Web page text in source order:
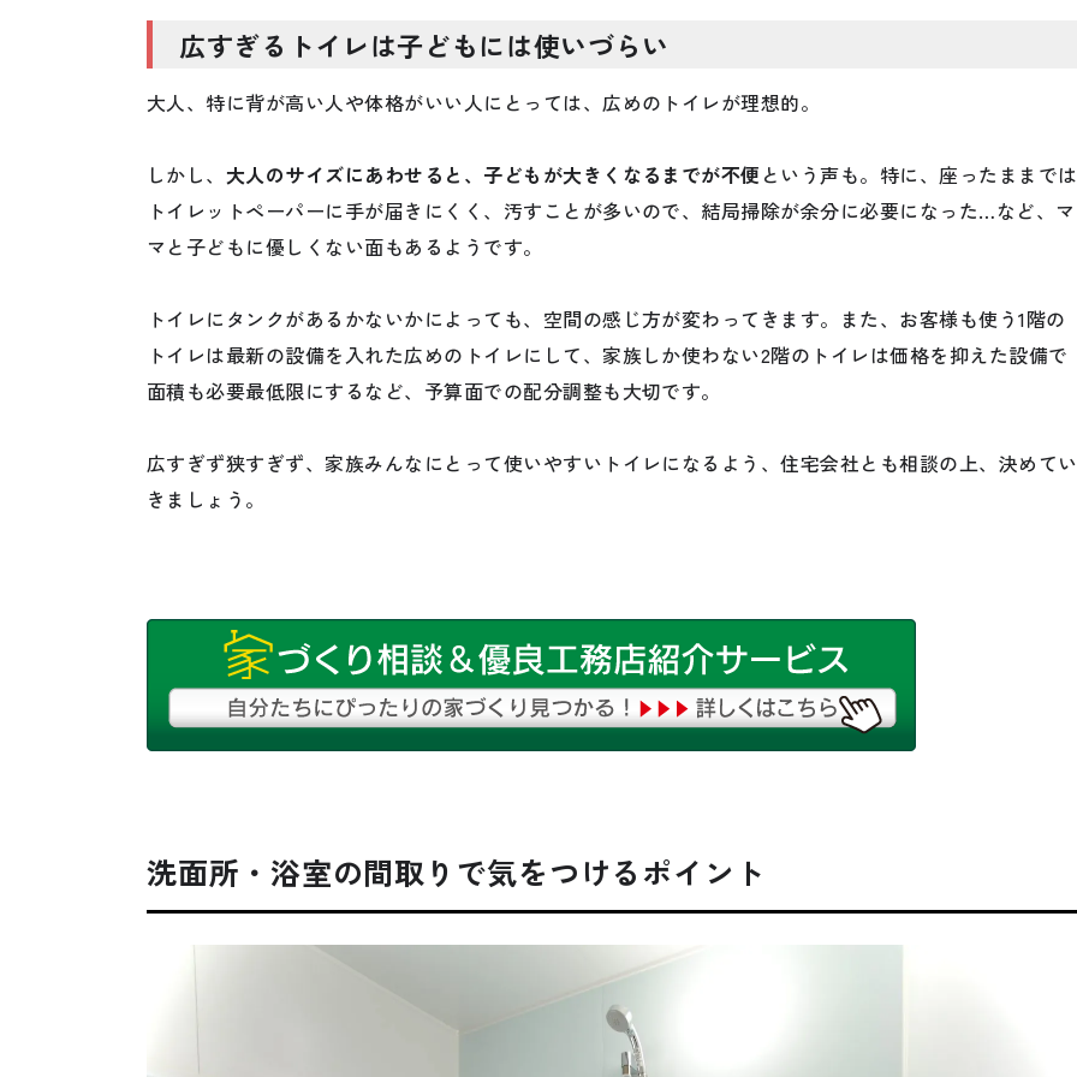
広すぎるトイレは子どもには使いづらい
大人、特に背が高い人や体格がいい人にとっては、広めのトイレが理想的。
しかし、 大人のサイズにあわせると、子どもが大きくなるまでが不便 という声も。特に、座ったままでは
トイレットペーパーに手が届きにくく、汚すことが多いので、結局掃除が余分に必要になった…など、マ
マと子どもに優しくない面もあるようです。
トイレにタンクがあるかないかによっても、空間の感じ方が変わってきます。また、お客様も使う1階の
トイレは最新の設備を入れた広めのトイレにして、家族しか使わない2階のトイレは価格を抑えた設備で
面積も必要最低限にするなど、予算面での配分調整も大切です。
広すぎず狭すぎず、家族みんなにとって使いやすいトイレになるよう、住宅会社とも相談の上、決めてい
きましょう。
洗面所・浴室の間取りで気をつけるポイント